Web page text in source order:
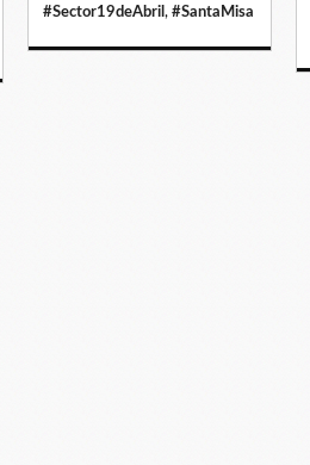
#Sector19deAbril , #SantaMisa